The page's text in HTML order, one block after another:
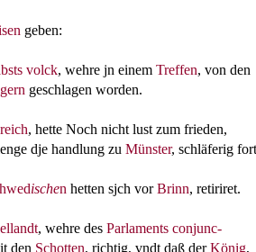
geben:
volck, wehre jn einem Treffen, von den
geschlagen worden.
, hette Noch nicht lust zum frieden,
dje handlung zu Münster, schläferig
ischen hetten sjch vorBrinn, retiriret.
, wehre des Parlaments conjunc-
den Schotten, richtig, vndt daß derKönig,